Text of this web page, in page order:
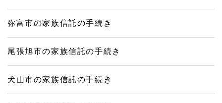
弥富市の家族信託の手続き
尾張旭市の家族信託の手続き
犬山市の家族信託の手続き